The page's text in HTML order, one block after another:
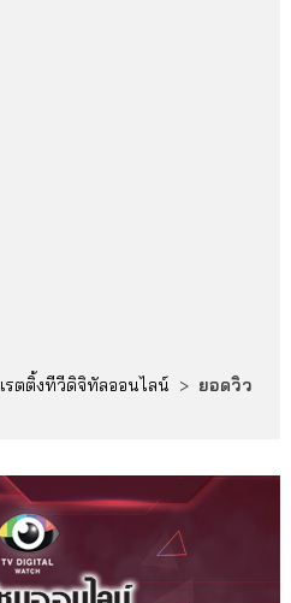
เรตติ้งทีวีดิจิทัลออนไลน์ > ยอดวิว